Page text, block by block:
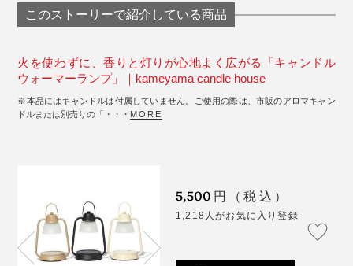
このストーリーで紹介している商品
火を使わずに、香りと灯りが心地よく広がる「キャンドル
ウォーマーランプ」｜kameyama candle house
※本品にはキャンドルは付属していません。ご使用の際は、市販のアロマキャン
ドルまたは別売りの「・・・ MORE
5,500 円（税込）
1,218人がお気に入り登録